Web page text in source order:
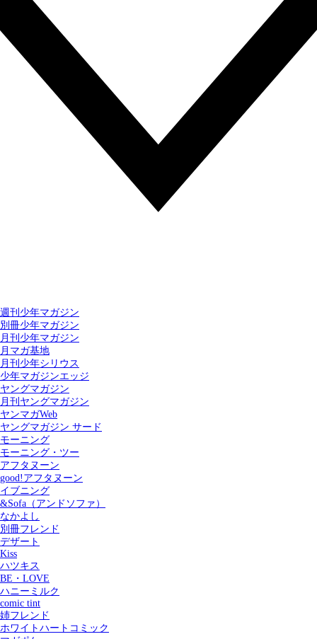
週刊少年マガジン
別冊少年マガジン
月刊少年マガジン
月マガ基地
月刊少年シリウス
少年マガジンエッジ
ヤングマガジン
月刊ヤングマガジン
ヤンマガWeb
ヤングマガジン サード
モーニング
モーニング・ツー
アフタヌーン
good!アフタヌーン
イブニング
&Sofa（アンドソファ）
なかよし
別冊フレンド
デザート
Kiss
ハツキス
BE・LOVE
ハニーミルク
comic tint
姉フレンド
ホワイトハートコミック